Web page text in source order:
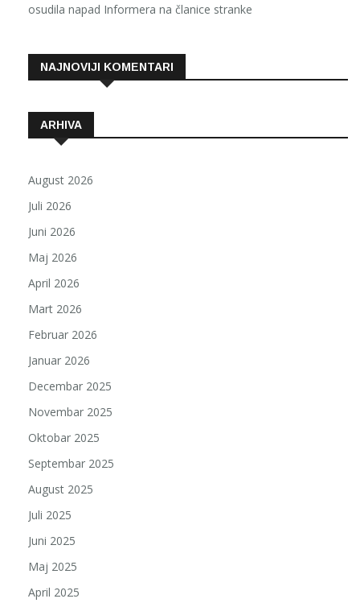
osudila napad Informera na članice stranke
NAJNOVIJI KOMENTARI
ARHIVA
August 2026
Juli 2026
Juni 2026
Maj 2026
April 2026
Mart 2026
Februar 2026
Januar 2026
Decembar 2025
Novembar 2025
Oktobar 2025
Septembar 2025
August 2025
Juli 2025
Juni 2025
Maj 2025
April 2025